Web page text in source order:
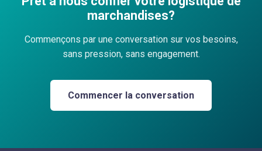
marchandises?
Commençons par une conversation sur vos besoins,
sans pression, sans engagement.
Commencer la conversation